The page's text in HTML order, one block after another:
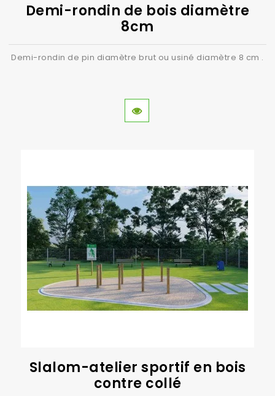
Demi-rondin de bois diamètre
8cm
Demi-rondin de pin diamètre brut ou usiné diamètre 8 cm .
Slalom-atelier sportif en bois
contre collé